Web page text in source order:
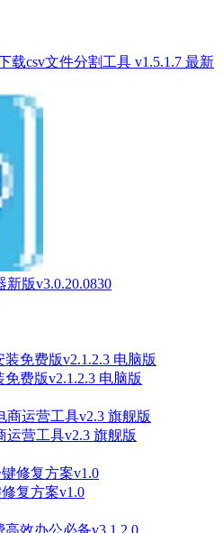
载csv文件分割工具 v1.5.1.7 最新
版v3.0.20.0830
费版v2.1.2.3 电脑版
运营工具v2.3 旗舰版
复方案v1.0